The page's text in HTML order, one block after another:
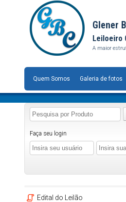
Glener
Leiloeiro
A maior
Quem Somos Galeria de fotos
Faça seu login
Edital do Leilão